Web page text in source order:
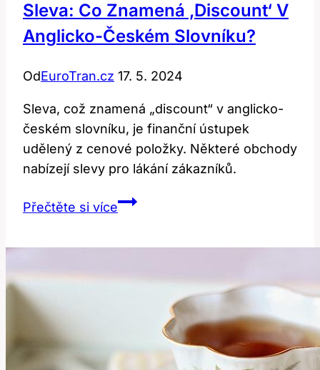
Sleva: Co Znamená ‚discount‘ V
Anglicko-Českém Slovníku?
OdEuroTran.cz 17. 5. 2024
Sleva, což znamená „discount“ v anglicko-
českém slovníku, je finanční ústupek
udělený z cenové položky. Některé obchody
nabízejí slevy pro lákání zákazníků.
Přečtěte si víceSleva:
Anglicko-
Českém
Slovníku?